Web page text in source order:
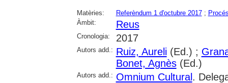
Matèries: Referèndum 1 d'octubre 2017;
Àmbit:
Reus
Cronologia: 2017
Autors add.: Ruiz, Aureli(Ed.) ;
Bonet, Agnès(Ed.)
Autors add.: Omnium Cultural .